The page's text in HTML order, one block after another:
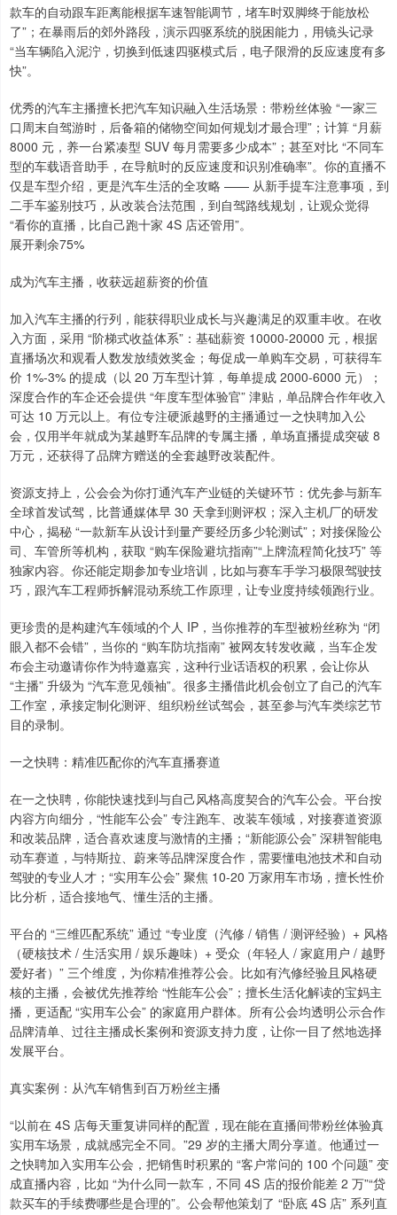
款车的自动跟车距离能根据车速智能调节，堵车时双脚终于能放松
了”；在暴雨后的郊外路段，演示四驱系统的脱困能力，用镜头记录
“当车辆陷入泥泞，切换到低速四驱模式后，电子限滑的反应速度有多
快”。
优秀的汽车主播擅长把汽车知识融入生活场景：带粉丝体验 “一家三
口周末自驾游时，后备箱的储物空间如何规划才最合理”；计算 “月薪
8000 元，养一台紧凑型 SUV 每月需要多少成本”；甚至对比 “不同车
型的车载语音助手，在导航时的反应速度和识别准确率”。你的直播不
仅是车型介绍，更是汽车生活的全攻略 —— 从新手提车注意事项，到
二手车鉴别技巧，从改装合法范围，到自驾路线规划，让观众觉得
“看你的直播，比自己跑十家 4S 店还管用”。
展开剩余75%
成为汽车主播，收获远超薪资的价值
加入汽车主播的行列，能获得职业成长与兴趣满足的双重丰收。在收
入方面，采用 “阶梯式收益体系”：基础薪资 10000-20000 元，根据
直播场次和观看人数发放绩效奖金；每促成一单购车交易，可获得车
价 1%-3% 的提成（以 20 万车型计算，每单提成 2000-6000 元）；
深度合作的车企还会提供 “年度车型体验官” 津贴，单品牌合作年收入
可达 10 万元以上。有位专注硬派越野的主播通过一之快聘加入公
会，仅用半年就成为某越野车品牌的专属主播，单场直播提成突破 8
万元，还获得了品牌方赠送的全套越野改装配件。
资源支持上，公会会为你打通汽车产业链的关键环节：优先参与新车
全球首发试驾，比普通媒体早 30 天拿到测评权；深入主机厂的研发
中心，揭秘 “一款新车从设计到量产要经历多少轮测试”；对接保险公
司、车管所等机构，获取 “购车保险避坑指南”“上牌流程简化技巧” 等
独家内容。你还能定期参加专业培训，比如与赛车手学习极限驾驶技
巧，跟汽车工程师拆解混动系统工作原理，让专业度持续领跑行业。
更珍贵的是构建汽车领域的个人 IP，当你推荐的车型被粉丝称为 “闭
眼入都不会错”，当你的 “购车防坑指南” 被网友转发收藏，当车企发
布会主动邀请你作为特邀嘉宾，这种行业话语权的积累，会让你从
“主播” 升级为 “汽车意见领袖”。很多主播借此机会创立了自己的汽车
工作室，承接定制化测评、组织粉丝试驾会，甚至参与汽车类综艺节
目的录制。
一之快聘：精准匹配你的汽车直播赛道
在一之快聘，你能快速找到与自己风格高度契合的汽车公会。平台按
内容方向细分，“性能车公会” 专注跑车、改装车领域，对接赛道资源
和改装品牌，适合喜欢速度与激情的主播；“新能源公会” 深耕智能电
动车赛道，与特斯拉、蔚来等品牌深度合作，需要懂电池技术和自动
驾驶的专业人才；“实用车公会” 聚焦 10-20 万家用车市场，擅长性价
比分析，适合接地气、懂生活的主播。
平台的 “三维匹配系统” 通过 “专业度（汽修 / 销售 / 测评经验）+ 风格
（硬核技术 / 生活实用 / 娱乐趣味）+ 受众（年轻人 / 家庭用户 / 越野
爱好者）” 三个维度，为你精准推荐公会。比如有汽修经验且风格硬
核的主播，会被优先推荐给 “性能车公会”；擅长生活化解读的宝妈主
播，更适配 “实用车公会” 的家庭用户群体。所有公会均透明公示合作
品牌清单、过往主播成长案例和资源支持力度，让你一目了然地选择
发展平台。
真实案例：从汽车销售到百万粉丝主播
“以前在 4S 店每天重复讲同样的配置，现在能在直播间带粉丝体验真
实用车场景，成就感完全不同。”29 岁的主播大周分享道。他通过一
之快聘加入实用车公会，把销售时积累的 “客户常问的 100 个问题” 变
成直播内容，比如 “为什么同一款车，不同 4S 店的报价能差 2 万”“贷
款买车的手续费哪些是合理的”。公会帮他策划了 “卧底 4S 店” 系列直